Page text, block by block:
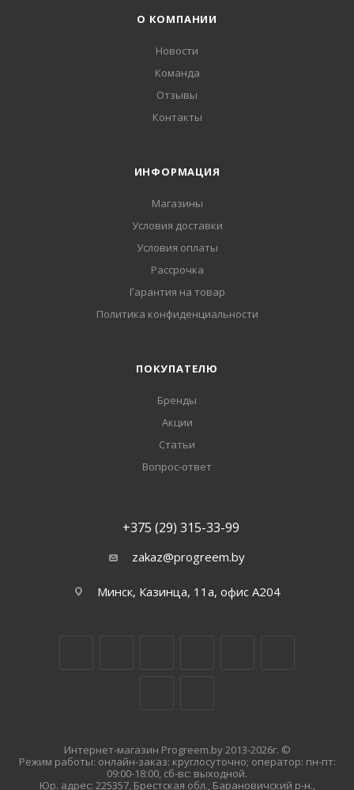
О КОМПАНИИ
Новости
Команда
Отзывы
Контакты
ИНФОРМАЦИЯ
Магазины
Условия доставки
Условия оплаты
Рассрочка
Гарантия на товар
Политика конфиденциальности
ПОКУПАТЕЛЮ
Бренды
Акции
Статьи
Вопрос-ответ
+375 (29) 315-33-99
zakaz@progreem.by
Минск, Казинца, 11а, офис А204
Интернет-магазин Progreem.by 2013-2026г. ©
Режим работы: онлайн-заказ: круглосуточно; оператор: пн-пт:
09:00-18:00, сб-вс: выходной.
Юр. адрес: 225357, Брестская обл., Барановичский р-н.,